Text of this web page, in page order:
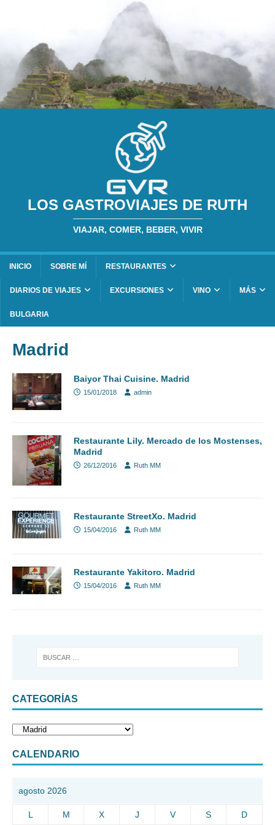
LOS GASTROVIAJES DE RUTH
VIAJAR, COMER, BEBER, VIVIR
INICIO SOBRE MÍ RESTAURANTES
DIARIOS DE VIAJES EXCURSIONES VINO MÁS
BULGARIA
Madrid
Baiyor Thai Cuisine. Madrid
15/01/2018 admin
Restaurante Lily. Mercado de los Mostenses,
Madrid
26/12/2016 Ruth MM
Restaurante StreetXo. Madrid
15/04/2016 Ruth MM
Restaurante Yakitoro. Madrid
15/04/2016 Ruth MM
CATEGORÍAS
CALENDARIO
agosto 2026
L M X J V S D